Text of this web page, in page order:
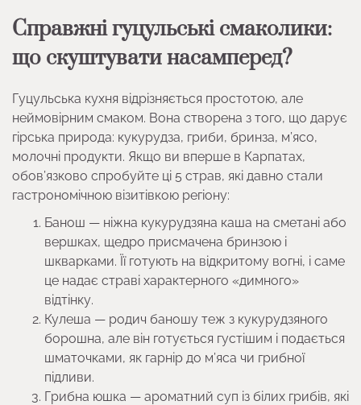
Справжні гуцульські смаколики:
що скуштувати насамперед?
Гуцульська кухня відрізняється простотою, але
неймовірним смаком. Вона створена з того, що дарує
гірська природа: кукурудза, гриби, бринза, м’ясо,
молочні продукти. Якщо ви вперше в Карпатах,
обов’язково спробуйте ці 5 страв, які давно стали
гастрономічною візитівкою регіону:
Банош — ніжна кукурудзяна каша на сметані або
вершках, щедро присмачена бринзою і
шкварками. Її готують на відкритому вогні, і саме
це надає страві характерного «димного»
відтінку.
Кулеша — родич баношу теж з кукурудзяного
борошна, але він готується густішим і подається
шматочками, як гарнір до м’яса чи грибної
підливи.
Грибна юшка — ароматний суп із білих грибів, які